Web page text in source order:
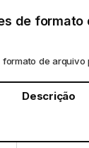
de formato
de arquivo
Descrição